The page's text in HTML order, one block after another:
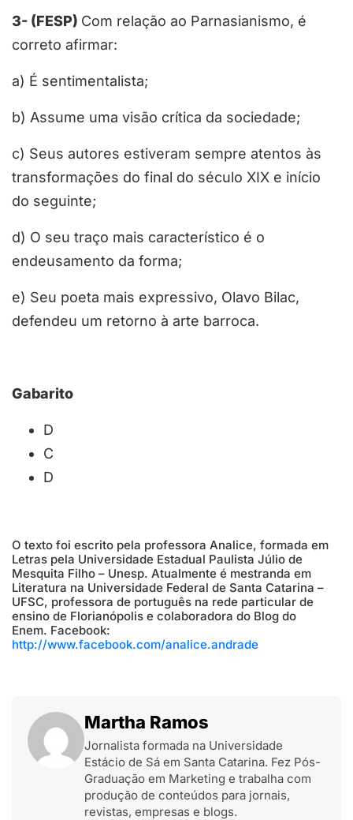
3- (FESP) Com relação ao Parnasianismo, é
correto afirmar:
a) É sentimentalista;
b) Assume uma visão crítica da sociedade;
c) Seus autores estiveram sempre atentos às
transformações do final do século XIX e início
do seguinte;
d) O seu traço mais característico é o
endeusamento da forma;
e) Seu poeta mais expressivo, Olavo Bilac,
defendeu um retorno à arte barroca.
Gabarito
D
C
D
O texto foi escrito pela professora Analice, formada em
Letras pela Universidade Estadual Paulista Júlio de
Mesquita Filho – Unesp. Atualmente é mestranda em
Literatura na Universidade Federal de Santa Catarina –
UFSC, professora de português na rede particular de
ensino de Florianópolis e colaboradora do Blog do
Enem. Facebook:
http://www.facebook.com/analice.andrade
Martha Ramos
Jornalista formada na Universidade
Estácio de Sá em Santa Catarina. Fez Pós-
Graduação em Marketing e trabalha com
produção de conteúdos para jornais,
revistas, empresas e blogs.